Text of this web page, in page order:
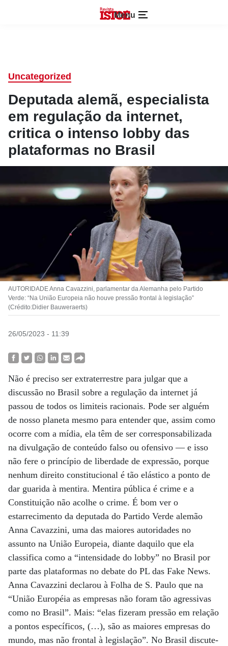
Menu
Uncategorized
Deputada alemã, especialista
em regulação da internet,
critica o intenso lobby das
plataformas no Brasil
AUTORIDADE Anna Cavazzini, parlamentar da Alemanha pelo Partido
Verde: “Na União Europeia não houve pressão frontal à legislação”
(Crédito:Didier Bauweraerts)
26/05/2023 - 11:39
Não é preciso ser extraterrestre para julgar que a
discussão no Brasil sobre a regulação da internet já
passou de todos os limiteis racionais. Pode ser alguém
de nosso planeta mesmo para entender que, assim como
ocorre com a mídia, ela têm de ser corresponsabilizada
na divulgação de conteúdo falso ou ofensivo — e isso
não fere o princípio de liberdade de expressão, porque
nenhum direito constitucional é tão elástico a ponto de
dar guarida à mentira. Mentira pública é crime e a
Constituição não acolhe o crime. É bom ver o
estarrecimento da deputada do Partido Verde alemão
Anna Cavazzini, uma das maiores autoridades no
assunto na União Europeia, diante daquilo que ela
classifica como a “intensidade do lobby” no Brasil por
parte das plataformas no debate do PL das Fake News.
Anna Cavazzini declarou à Folha de S. Paulo que na
“União Européia as empresas não foram tão agressivas
como no Brasil”. Mais: “elas fizeram pressão em relação
a pontos específicos, (…), são as maiores empresas do
mundo, mas não frontal à legislação”. No Brasil discute-